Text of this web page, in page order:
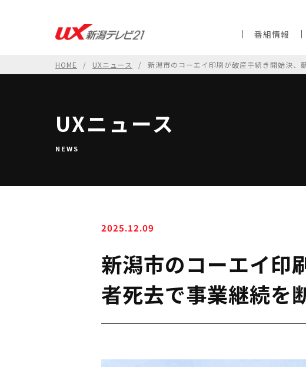
番組情報
HOME UXニュース 新潟市のコーエイ印刷が破産手続き開始決、
UXニュース
NEWS
2025.12.09
新潟市のコーエイ印
者死去で事業継続を